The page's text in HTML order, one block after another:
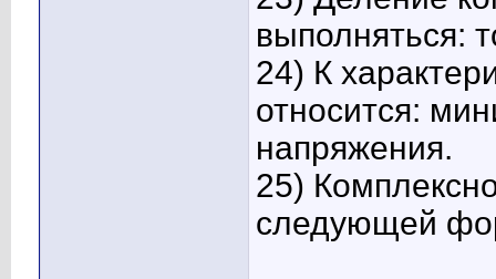
выполняться:
24) К
относится:
напряжения.
25)
следующей